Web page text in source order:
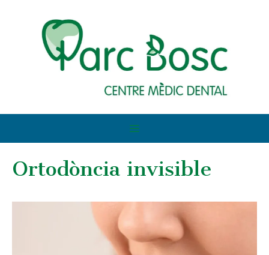
Ortodòncia invisible